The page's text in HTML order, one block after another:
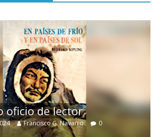
oficio de lector
Francisco G. Navarro 0